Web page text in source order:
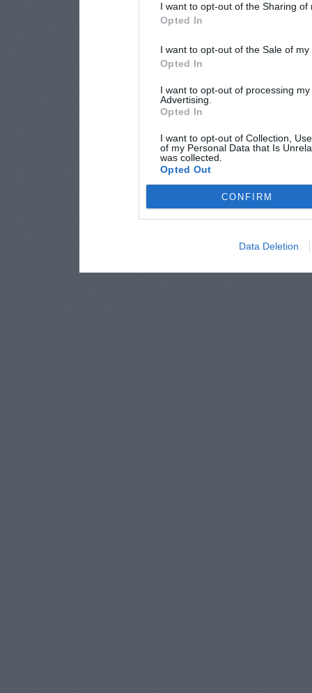
I want to opt-out of the Sharing of
Opted In
I want to opt-out of the Sale of
Opted In
I want to opt-out of processing
Advertising.
Opted In
I want to opt-out of Collection,
of my Personal Data that Is
was collected.
Opted Out
CONFIRM
Data Deletion